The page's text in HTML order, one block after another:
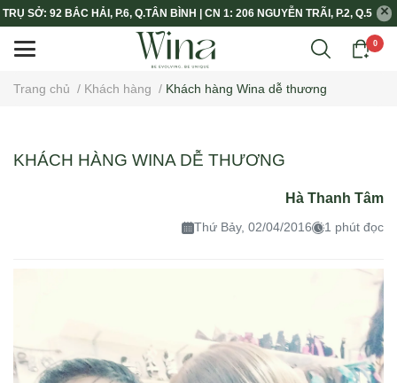
TRỤ SỞ: 92 BẮC HẢI, P.6, Q.TÂN BÌNH | CN 1: 206 NGUYỄN TRÃI, P.2, Q.5
0
Trang chủ / Khách hàng / Khách hàng Wina dễ thương
KHÁCH HÀNG WINA DỄ THƯƠNG
Hà Thanh Tâm
Thứ Bảy, 02/04/2016 1 phút đọc